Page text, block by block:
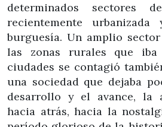
determinados sectores
recientemente
burguesía. Un amplio
las zonas rurales que
ciudades se contagió
una sociedad que dejaba
desarrollo y el avance, la
hacia atrás, hacia la